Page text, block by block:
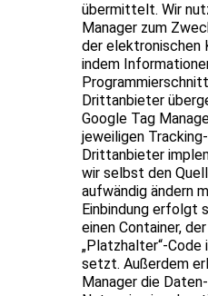
übermittelt. Wir
Manager zum
der elektronischen
indem
Drittanbieter
Google Tag
jeweiligen
Drittanbieter
wir selbst den
aufwändig ändern
Einbindung erfolgt
einen Container,
„Platzhalter“-Code
setzt. Außerdem
Manager die